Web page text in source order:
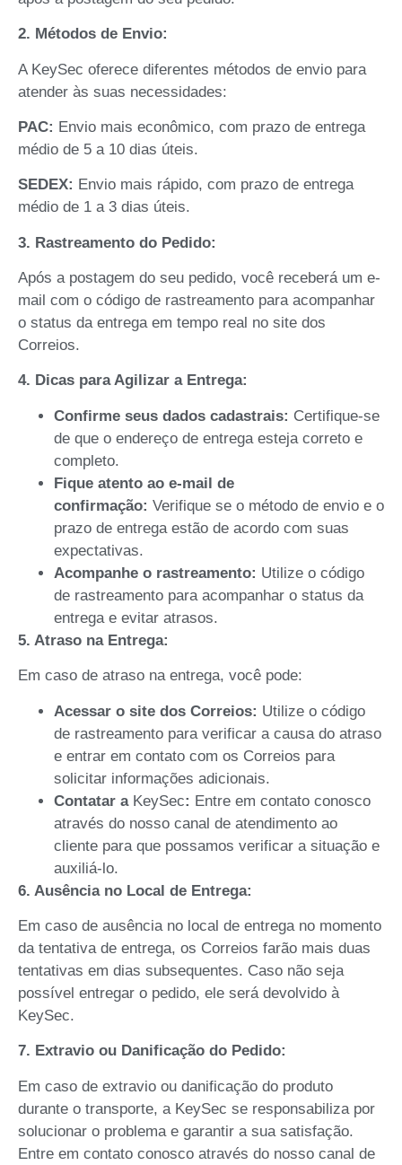
2. Métodos de Envio:
A KeySec oferece diferentes métodos de envio para
atender às suas necessidades:
PAC: Envio mais econômico, com prazo de entrega
médio de 5 a 10 dias úteis.
SEDEX: Envio mais rápido, com prazo de entrega
médio de 1 a 3 dias úteis.
3. Rastreamento do Pedido:
Após a postagem do seu pedido, você receberá um e-
mail com o código de rastreamento para acompanhar
o status da entrega em tempo real no site dos
Correios.
4. Dicas para Agilizar a Entrega:
Confirme seus dados cadastrais: Certifique-se
de que o endereço de entrega esteja correto e
completo.
Fique atento ao e-mail de
confirmação: Verifique se o método de envio e o
prazo de entrega estão de acordo com suas
expectativas.
Acompanhe o rastreamento: Utilize o código
de rastreamento para acompanhar o status da
entrega e evitar atrasos.
5. Atraso na Entrega:
Em caso de atraso na entrega, você pode:
Acessar o site dos Correios: Utilize o código
de rastreamento para verificar a causa do atraso
e entrar em contato com os Correios para
solicitar informações adicionais.
Contatar a KeySec: Entre em contato conosco
através do nosso canal de atendimento ao
cliente para que possamos verificar a situação e
auxiliá-lo.
6. Ausência no Local de Entrega:
Em caso de ausência no local de entrega no momento
da tentativa de entrega, os Correios farão mais duas
tentativas em dias subsequentes. Caso não seja
possível entregar o pedido, ele será devolvido à
KeySec.
7. Extravio ou Danificação do Pedido:
Em caso de extravio ou danificação do produto
durante o transporte, a KeySec se responsabiliza por
solucionar o problema e garantir a sua satisfação.
Entre em contato conosco através do nosso canal de